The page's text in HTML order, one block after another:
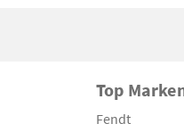
Top
Fendt